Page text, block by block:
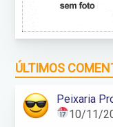
ÚLTIMOS
Peixaria
10/11/